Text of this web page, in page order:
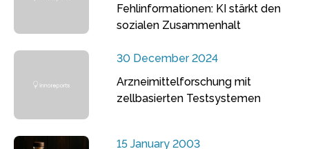
Fehlinformationen: KI stärkt den
sozialen Zusammenhalt
30 December 2024
Arzneimittelforschung mit
zellbasierten Testsystemen
15 January 2003